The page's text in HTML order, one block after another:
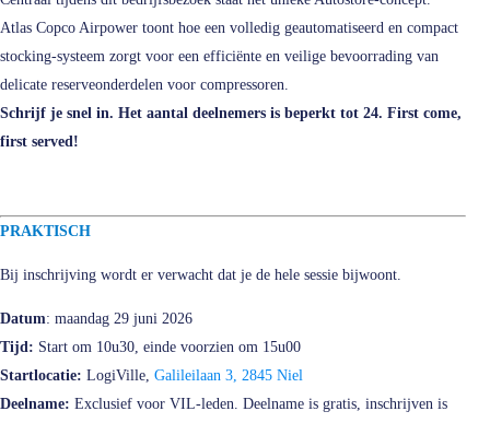
Atlas Copco Airpower toont hoe een volledig geautomatiseerd en compact
stocking‑systeem zorgt voor een efficiënte en veilige bevoorrading van
delicate reserveonderdelen voor compressoren.
Schrijf je snel in. Het aantal deelnemers is beperkt tot 24. First come,
first served!
PRAKTISCH
Bij inschrijving wordt er verwacht dat je de hele sessie bijwoont.
Datum: maandag 29 juni 2026
Tijd: Start om 10u30, einde voorzien om 15u00
Startlocatie: LogiVille, Galileilaan 3, 2845 Niel
Deelname: Exclusief voor VIL-leden. Deelname is gratis, inschrijven is